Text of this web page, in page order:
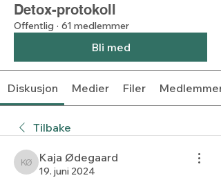
Detox-protokoll
Offentlig · 61 medlemmer
Bli med
Diskusjon Medier Filer Medlemmer
Tilbake
Kaja Ødegaard
Kaja Ødegaard
19. juni 2024